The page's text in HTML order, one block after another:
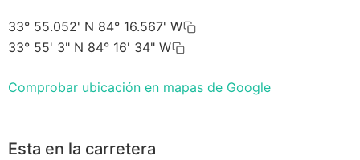
33° 55.052' N 84° 16.567' W
33° 55' 3" N 84° 16' 34" W
Comprobar ubicación en mapas de Google
Esta en la carretera